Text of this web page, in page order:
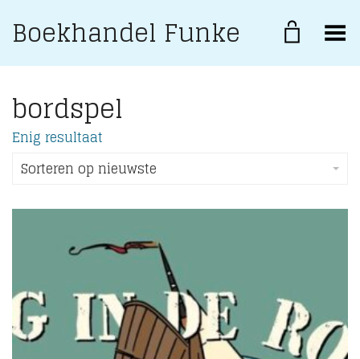
Boekhandel Funke Toggle Menu
bordspel
Enig resultaat
Sorteren op nieuwste